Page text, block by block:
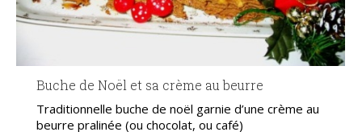
Buche de Noël et sa crème au beurre
Traditionnelle buche de noël garnie d’une crème au
beurre pralinée (ou chocolat, ou café)